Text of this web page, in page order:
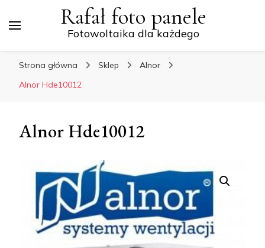
Rafał foto panele
Fotowoltaika dla każdego
Strona główna Sklep
Alnor
Alnor Hde10012
Alnor Hde10012